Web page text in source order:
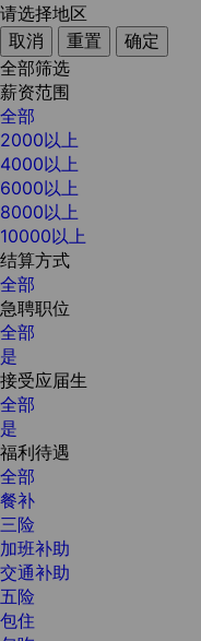
请选择地区
取消
重置
确定
全部筛选
薪资范围
全部
2000以上
4000以上
6000以上
8000以上
10000以上
结算方式
全部
急聘职位
全部
是
接受应届生
全部
是
福利待遇
全部
餐补
三险
加班补助
交通补助
五险
包住